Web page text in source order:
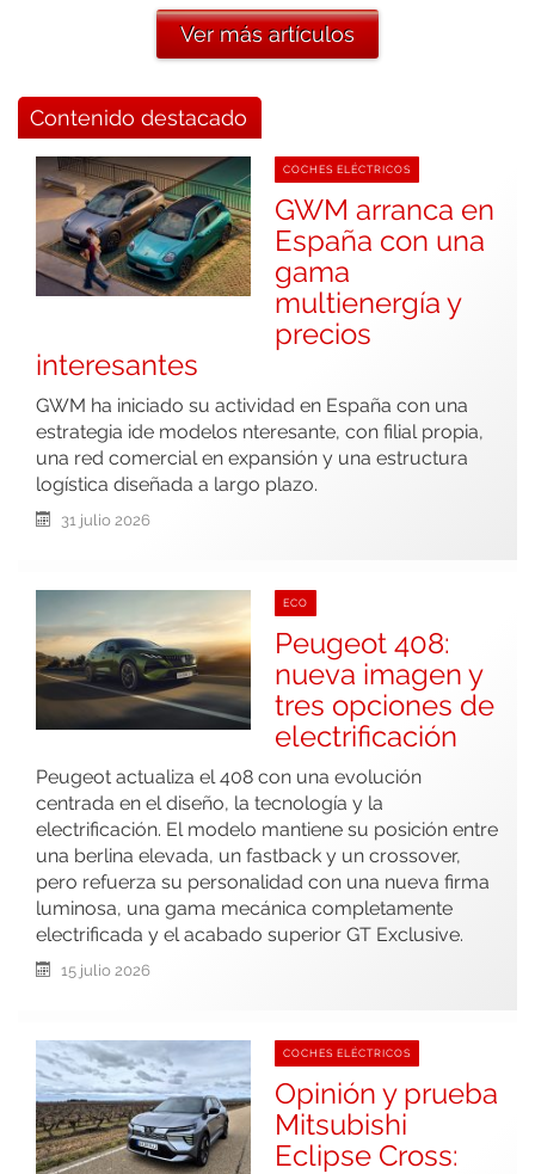
Ver más artículos
Contenido destacado
COCHES ELÉCTRICOS
GWM arranca en
España con una
gama
multienergía y
precios
interesantes
GWM ha iniciado su actividad en España con una
estrategia ide modelos nteresante, con filial propia,
una red comercial en expansión y una estructura
logística diseñada a largo plazo.
31 julio 2026
ECO
Peugeot 408:
nueva imagen y
tres opciones de
electrificación
Peugeot actualiza el 408 con una evolución
centrada en el diseño, la tecnología y la
electrificación. El modelo mantiene su posición entre
una berlina elevada, un fastback y un crossover,
pero refuerza su personalidad con una nueva firma
luminosa, una gama mecánica completamente
electrificada y el acabado superior GT Exclusive.
15 julio 2026
COCHES ELÉCTRICOS
Opinión y prueba
Mitsubishi
Eclipse Cross: